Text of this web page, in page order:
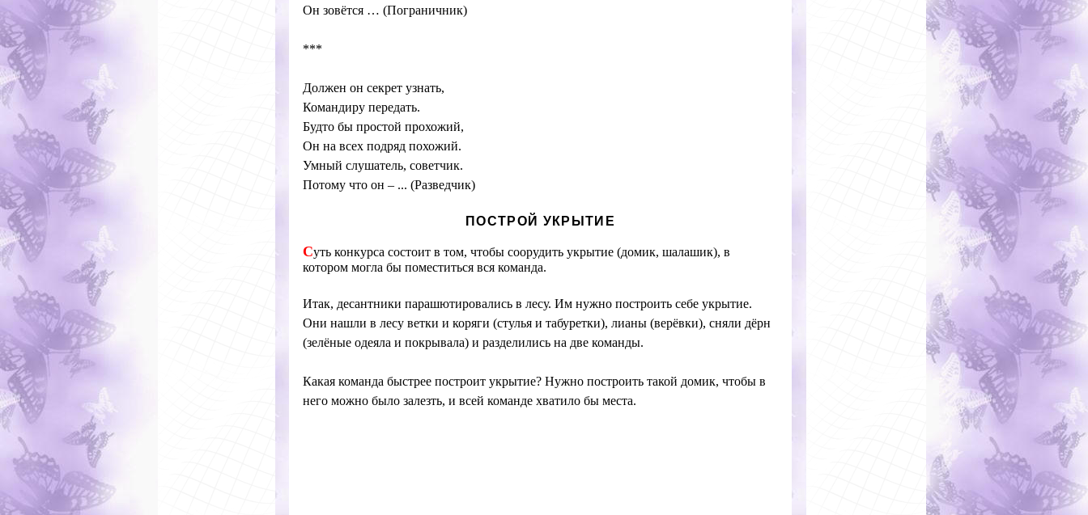
Он зовётся … (Пограничник)
***
Должен он секрет узнать,
Командиру передать.
Будто бы простой прохожий,
Он на всех подряд похожий.
Умный слушатель, советчик.
Потому что он – ... (Разведчик)
ПОСТРОЙ УКРЫТИЕ
Суть конкурса состоит в том, чтобы соорудить укрытие (домик, шалашик), в
котором могла бы поместиться вся команда.
Итак, десантники парашютировались в лесу. Им нужно построить себе укрытие.
Они нашли в лесу ветки и коряги (стулья и табуретки), лианы (верёвки), сняли дёрн
(зелёные одеяла и покрывала) и разделились на две команды.
Какая команда быстрее построит укрытие? Нужно построить такой домик, чтобы в
него можно было залезть, и всей команде хватило бы места.